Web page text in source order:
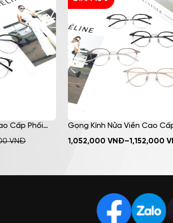
Cấp Phối
Tính Thời
VNĐ MUA NGAY
Gọng Kính Nửa Viền Cao
Kim Loại HMK Eyewear Cá
1,052,000 VNĐ–1,152,000